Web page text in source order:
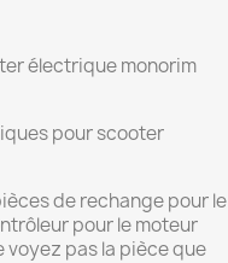
électrique monorim
pour scooter
de rechange pour le
pour le moteur
voyez pas la pièce que